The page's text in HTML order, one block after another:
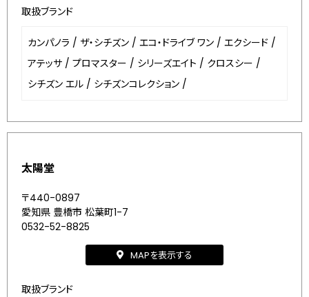
取扱ブランド
カンパノラ / ザ・シチズン / エコ・ドライブ ワン / エクシード /
アテッサ / プロマスター / シリーズエイト / クロスシー /
シチズン エル / シチズンコレクション /
太陽堂
〒440-0897
愛知県 豊橋市 松葉町1-7
0532-52-8825
MAPを表示する
取扱ブランド